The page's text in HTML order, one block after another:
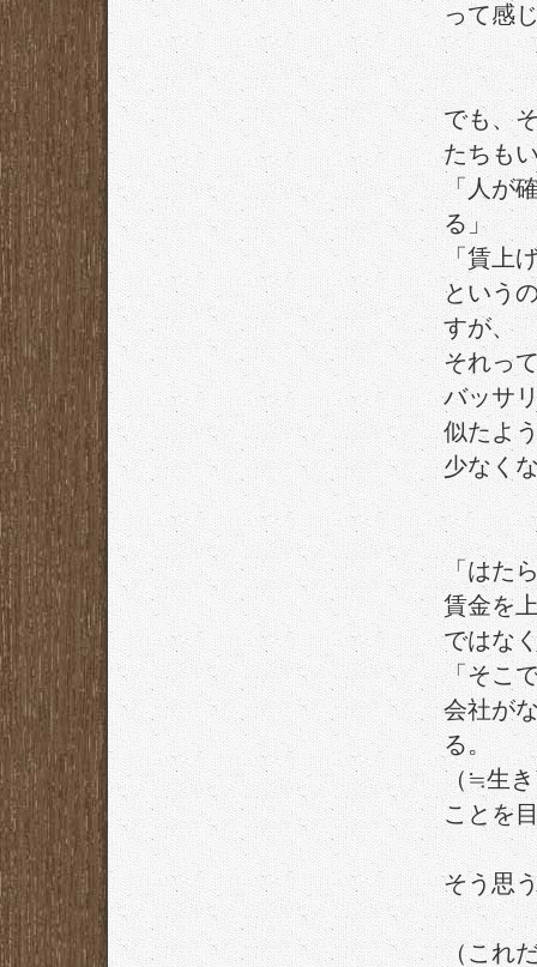
って感
でも、
たちも
「人が
る」
「賃上
という
すが、
それっ
バッサ
似たよ
少なく
「はた
賃金を
ではな
「そこ
会社が
る。
（≒生
ことを
そう思
（これ